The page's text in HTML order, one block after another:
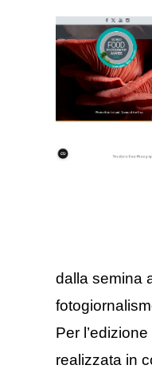
dalla semina
Per
realizzata in